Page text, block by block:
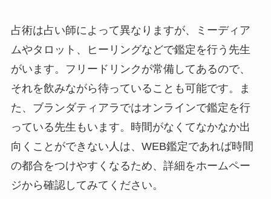
占術は占い師によって異なりますが、ミーディア
ムやタロット、ヒーリングなどで鑑定を行う先生
がいます。フリードリンクが常備してあるので、
それを飲みながら待っていることも可能です。ま
た、ブランダティアラではオンラインで鑑定を行
っている先生もいます。時間がなくてなかなか出
向くことができない人は、WEB鑑定であれば時間
の都合をつけやすくなるため、詳細をホームペー
ジから確認してみてください。